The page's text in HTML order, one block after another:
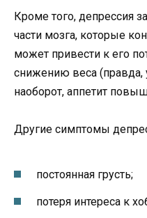
Кроме того, депрессия
части мозга, которые
может привести к его
снижению веса
наоборот, аппетит
Другие симптомы
постоянная грусть;
потеря интереса к